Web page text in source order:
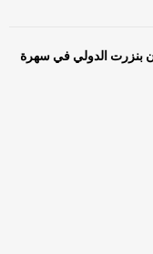
بنزرت الدولي في سهرة